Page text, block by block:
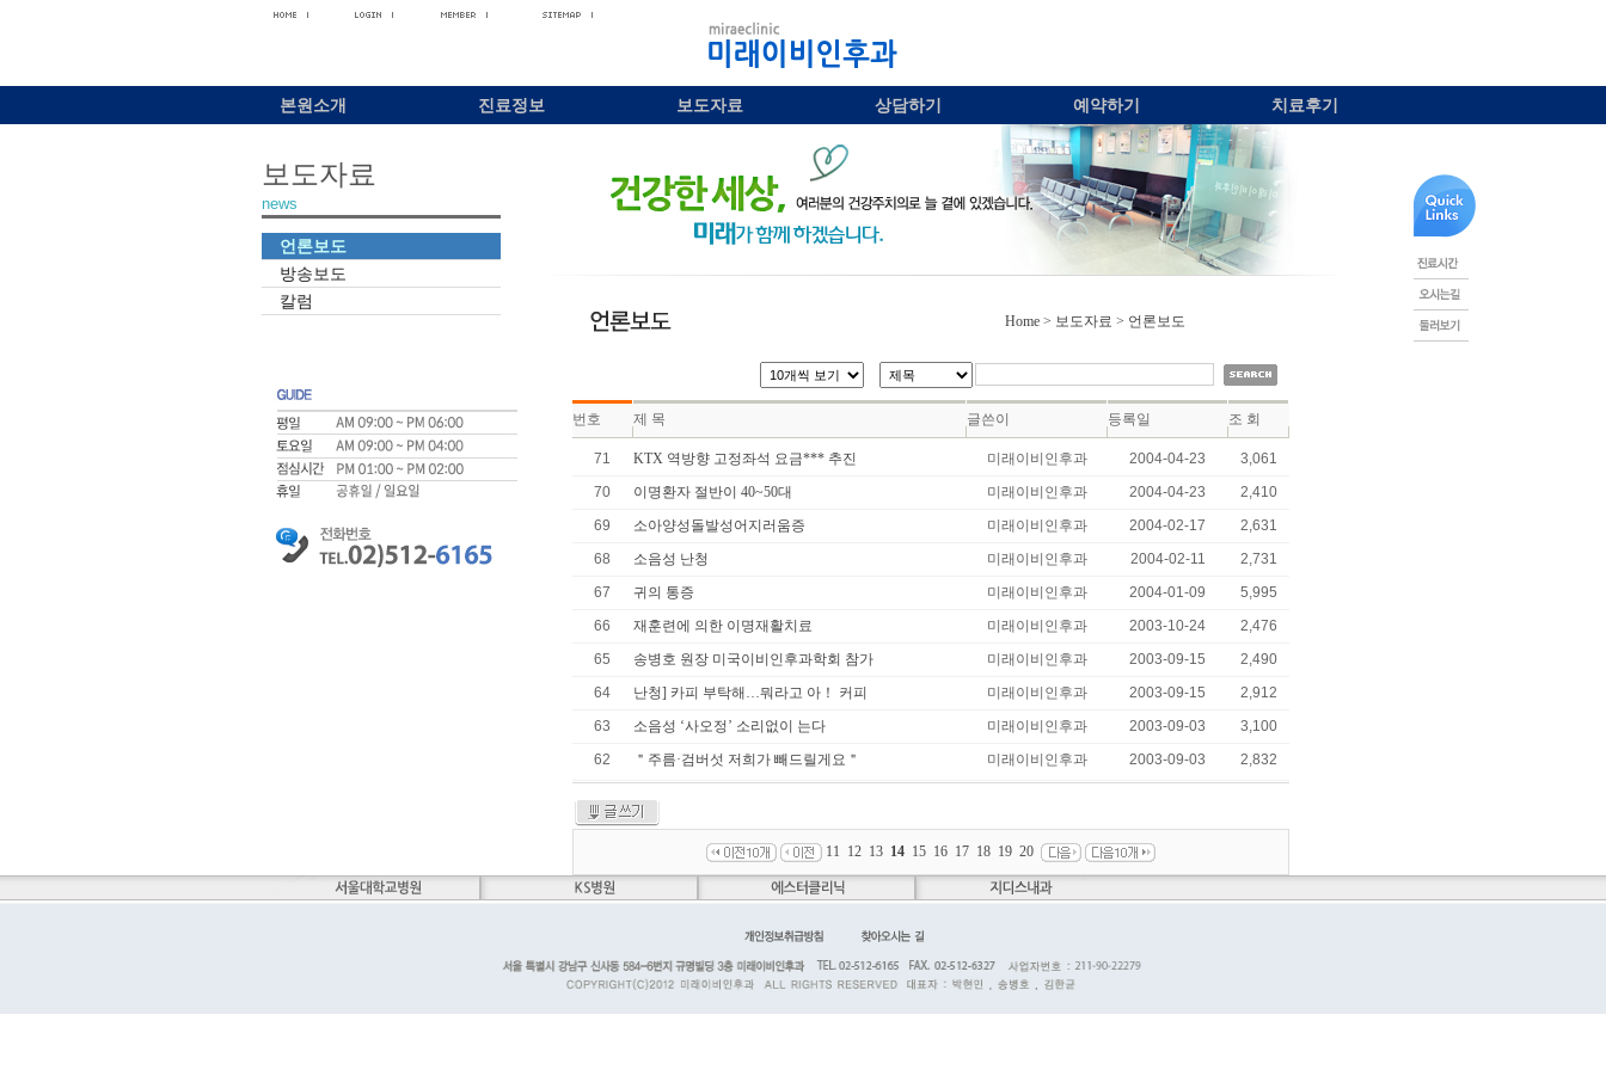
본원소개 진료정보 보도자료 상담하기 예약하기 치료후기
보도자료
news
언론보도
방송보도
칼럼
Home > 보도자료 > 언론보도
번호 제 목 글쓴이 등록일 조 회
71 KTX 역방향 고정좌석 요금*** 추진 미래이비인후과 2004-04-23
3,061
70
이명환자 절반이 40~50대 미래이비인후과 2004-04-23
2,410
69
소아양성돌발성어지러움증 미래이비인후과 2004-02-17
2,631
68
소음성 난청 미래이비인후과 2004-02-11
2,731
67
귀의 통증 미래이비인후과 2004-01-09
5,995
66
재훈련에 의한 이명재활치료 미래이비인후과 2003-10-24
2,476
65
송병호 원장 미국이비인후과학회 참가 미래이비인후과 2003-09-15
2,490
64
난청] 카피 부탁해…뭐라고 아！ 커피 미래이비인후과 2003-09-15
2,912
63
소음성 ‘사오정’ 소리없이 는다 미래이비인후과 2003-09-03
3,100
62
＂주름·검버섯 저희가 빼드릴게요＂ 미래이비인후과 2003-09-03 2,832
11 12 13 14 15 16 17 18 19 20